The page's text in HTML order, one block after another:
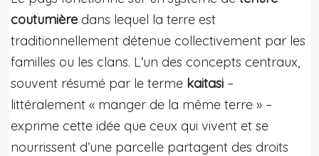
coutumière dans lequel la terre est
traditionnellement détenue collectivement par les
familles ou les clans. L’un des concepts centraux,
souvent résumé par le terme kaitasi –
littéralement « manger de la même terre » –
exprime cette idée que ceux qui vivent et se
nourrissent d’une parcelle partagent des droits